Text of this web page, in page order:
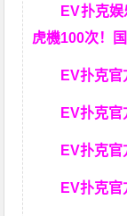
EV扑克
虎機100次！
EV扑克
EV扑克
EV扑克
EV扑克